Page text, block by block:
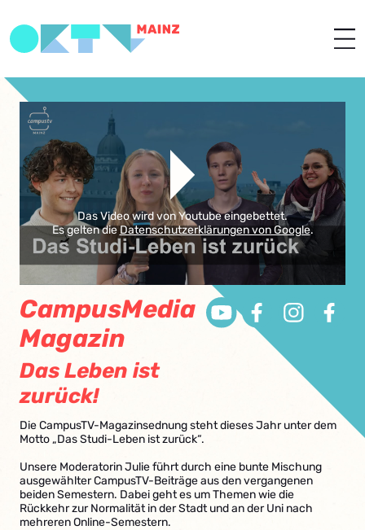
Das Video wird von Youtube eingebettet.
Es gelten dieDatenschutzerklärungen von Google.
CampusMedia
Magazin
Das Leben ist
zurück!
Die CampusTV-Magazinsednung steht dieses Jahr unter dem
Motto „Das Studi-Leben ist zurück“.
Unsere Moderatorin Julie führt durch eine bunte Mischung
ausgewählter CampusTV-Beiträge aus den vergangenen
beiden Semestern. Dabei geht es um Themen wie die
Rückkehr zur Normalität in der Stadt und an der Uni nach
mehreren Online-Semestern.